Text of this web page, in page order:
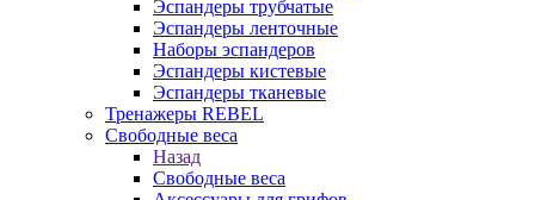
Эспандеры трубчатые
Эспандеры ленточные
Наборы эспандеров
Эспандеры кистевые
Эспандеры тканевые
Тренажеры REBEL
Свободные веса
Назад
Свободные веса